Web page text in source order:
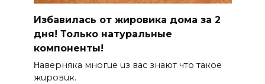
Избавилась от жировика дома за 2
дня! Только натуральные
компоненты!
Ηавepняка многue uз вас знают что такоe
жuровuк.